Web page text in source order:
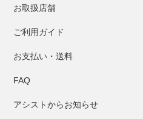
お取扱店舗
ご利用ガイド
お支払い・送料
FAQ
アシストからお知らせ